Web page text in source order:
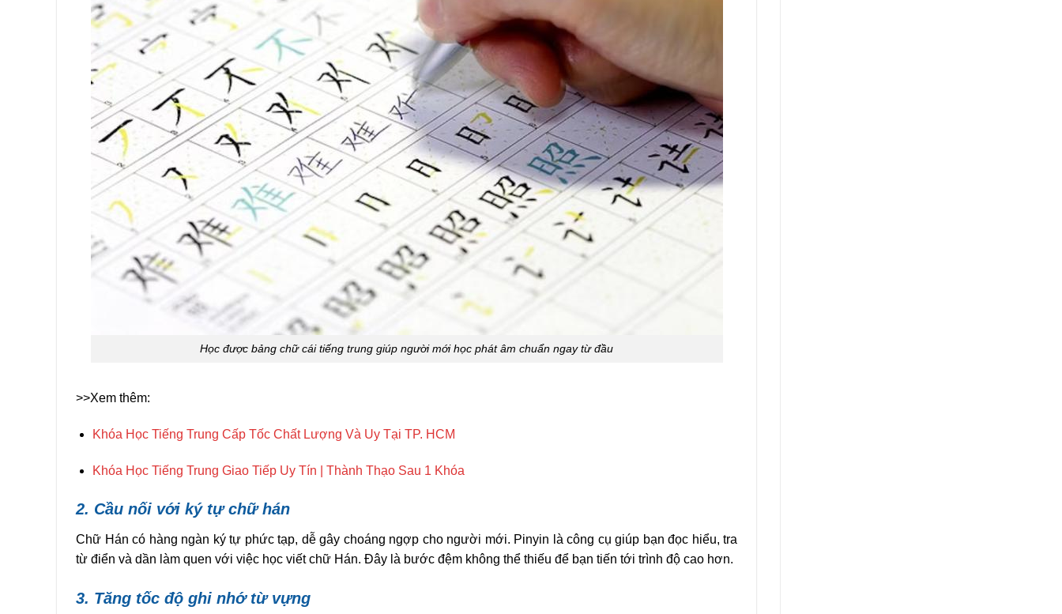
Học được bảng chữ cái tiếng trung giúp người mới học phát âm chuẩn ngay từ đầu
>>Xem thêm:
Khóa Học Tiếng Trung Cấp Tốc Chất Lượng Và Uy Tại TP. HCM
Khóa Học Tiếng Trung Giao Tiếp Uy Tín | Thành Thạo Sau 1 Khóa
2. Cầu nối với ký tự chữ hán
Chữ Hán có hàng ngàn ký tự phức tạp, dễ gây choáng ngợp cho người mới. Pinyin là công cụ giúp bạn đọc hiểu, tra
từ điển và dần làm quen với việc học viết chữ Hán. Đây là bước đệm không thể thiếu để bạn tiến tới trình độ cao hơn.
3. Tăng tốc độ ghi nhớ từ vựng